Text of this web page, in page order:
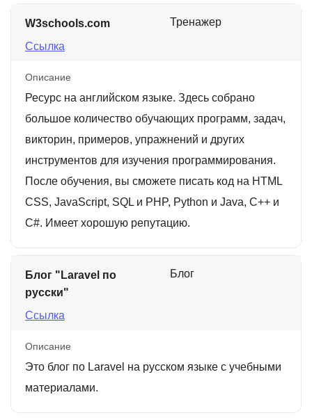
W3schools.com
Ссылка
Тренажер
Описание
Ресурс на английском языке. Здесь собрано
большое количество обучающих программ, задач,
викторин, примеров, упражнений и других
инструментов для изучения программирования.
После обучения, вы сможете писать код на HTML
CSS, JavaScript, SQL и PHP, Python и Java, C++ и
C#. Имеет хорошую репутацию.
Блог "Laravel по
русски"
Ссылка
Блог
Описание
Это блог по Laravel на русском языке с учебными
материалами.